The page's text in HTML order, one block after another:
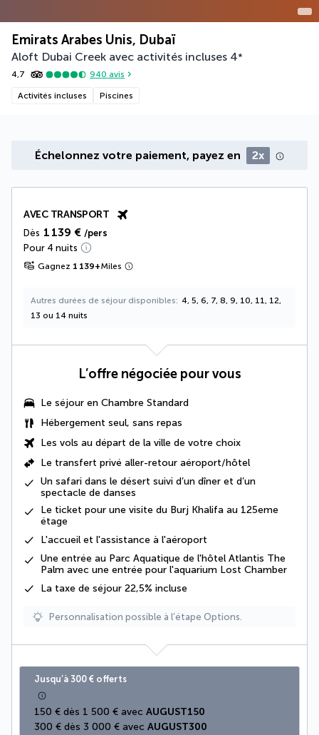
Emirats Arabes Unis, Dubaï
Aloft Dubai Creek avec activités incluses 4*
4,7 940 avis
Activités incluses Piscines
Échelonnez votre paiement, payez en 2x
AVEC TRANSPORT
Dès 1 139 € /pers
Pour 4 nuits
Gagnez 1 139+Miles
Autres durées de séjour disponibles
4, 5, 6, 7, 8, 9, 10, 11, 12,
13 ou 14 nuits
L’offre négociée pour vous
Le séjour en Chambre Standard
Hébergement seul, sans repas
Les vols au départ de la ville de votre choix
Le transfert privé aller-retour aéroport/hôtel
Un safari dans le désert suivi d’un dîner et d’un
spectacle de danses
Le ticket pour une visite du Burj Khalifa au 125eme
étage
L'accueil et l'assistance à l'aéroport
Une entrée au Parc Aquatique de l'hôtel Atlantis The
Palm avec une entrée pour l'aquarium Lost Chamber
La taxe de séjour 22,5% incluse
Personnalisation possible à l’étape Options.
Jusqu’à 300 € offerts
150 € dès 1 500 € avec AUGUST150
300 € dès 3 000 € avec AUGUST300